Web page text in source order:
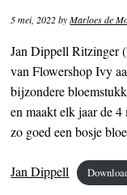
5 mei, 2022byMarloes de
Jan Dippell Ritzinger
van Flowershop Ivy
bijzondere
en maakt elk jaar de
zo goed een bosje
Jan Dippell